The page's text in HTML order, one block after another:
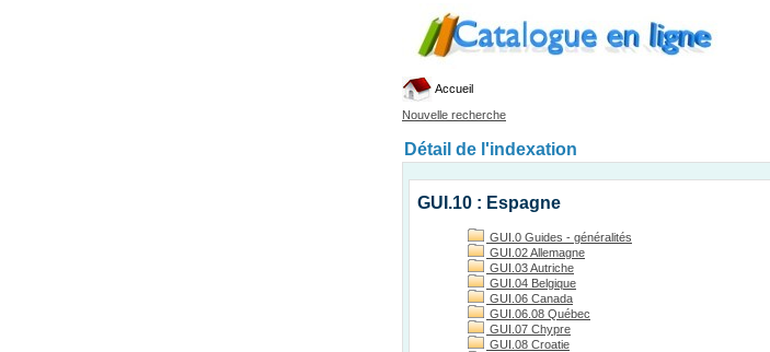
Accueil
Nouvelle recherche
Détail de l'indexation
GUI.10 : Espagne
GUI.0 Guides - généralités
GUI.02 Allemagne
GUI.03 Autriche
GUI.04 Belgique
GUI.06 Canada
GUI.06.08 Québec
GUI.07 Chypre
GUI.08 Croatie